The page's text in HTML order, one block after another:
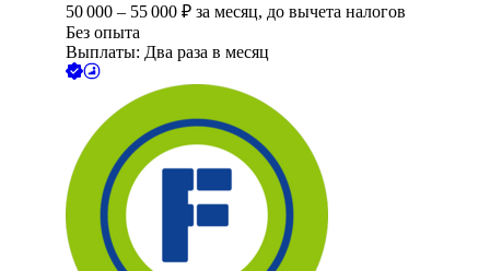
50 000 – 55 000 ₽ за месяц, до вычета налогов
Без опыта
Выплаты: Два раза в месяц